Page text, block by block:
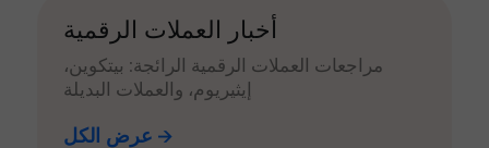
أخبار العملات الرقمية
مراجعات العملات الرقمية الرائجة: بيتكوين،
إيثيريوم، والعملات البديلة
عرض الكل